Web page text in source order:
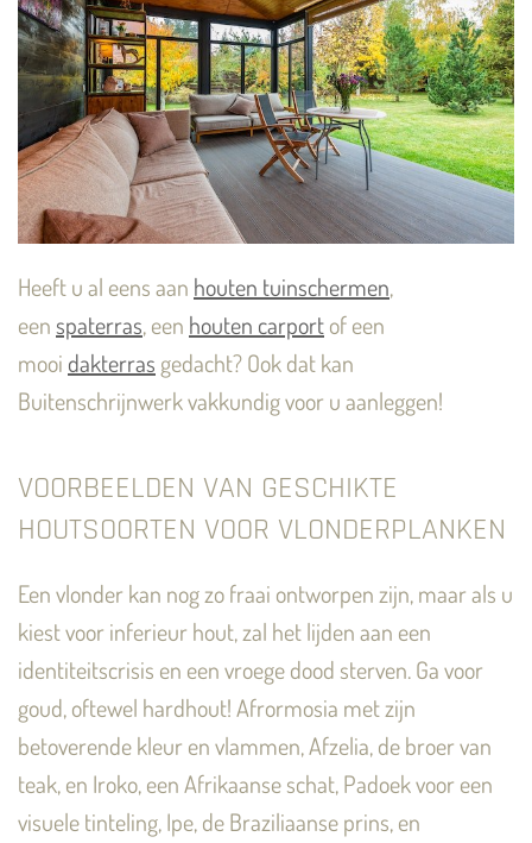
Heeft u al eens aan houten tuinschermen,
eenspaterras, een houten carportof een
mooi dakterras gedacht? Ook dat kan
Buitenschrijnwerk vakkundig voor u aanleggen!
VOORBEELDEN VAN GESCHIKTE
HOUTSOORTEN VOOR VLONDERPLANKEN
Een vlonder kan nog zo fraai ontworpen zijn, maar als u
kiest voor inferieur hout, zal het lijden aan een
identiteitscrisis en een vroege dood sterven. Ga voor
goud, oftewel hardhout! Afrormosia met zijn
betoverende kleur en vlammen, Afzelia, de broer van
teak, en Iroko, een Afrikaanse schat, Padoek voor een
visuele tinteling, Ipe, de Braziliaanse prins, en